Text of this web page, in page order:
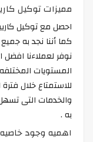
مميزات توكيل
احصل مع توكيل
كما أننا نجد به
نوفر لعملاءنا
المستويات
للاستمتاع خلال
والخدمات التى
به .
اهميه وجود